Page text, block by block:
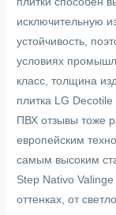
исключительную
устойчивость,
условиях
класс, толщина
плитка LG
ПВХ отзывы тоже
европейским
самым высоким
Step Nativo
оттенках, от